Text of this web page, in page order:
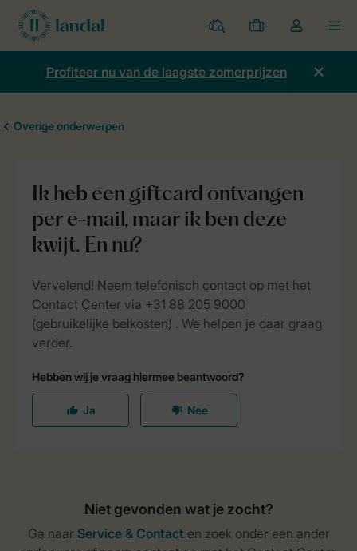
Parken
Mijn
boekingen
Open
de
dropdown
Profiteer nu van de laagste zomerprijzen